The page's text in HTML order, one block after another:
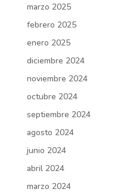
marzo 2025
febrero 2025
enero 2025
diciembre 2024
noviembre 2024
octubre 2024
septiembre 2024
agosto 2024
junio 2024
abril 2024
marzo 2024